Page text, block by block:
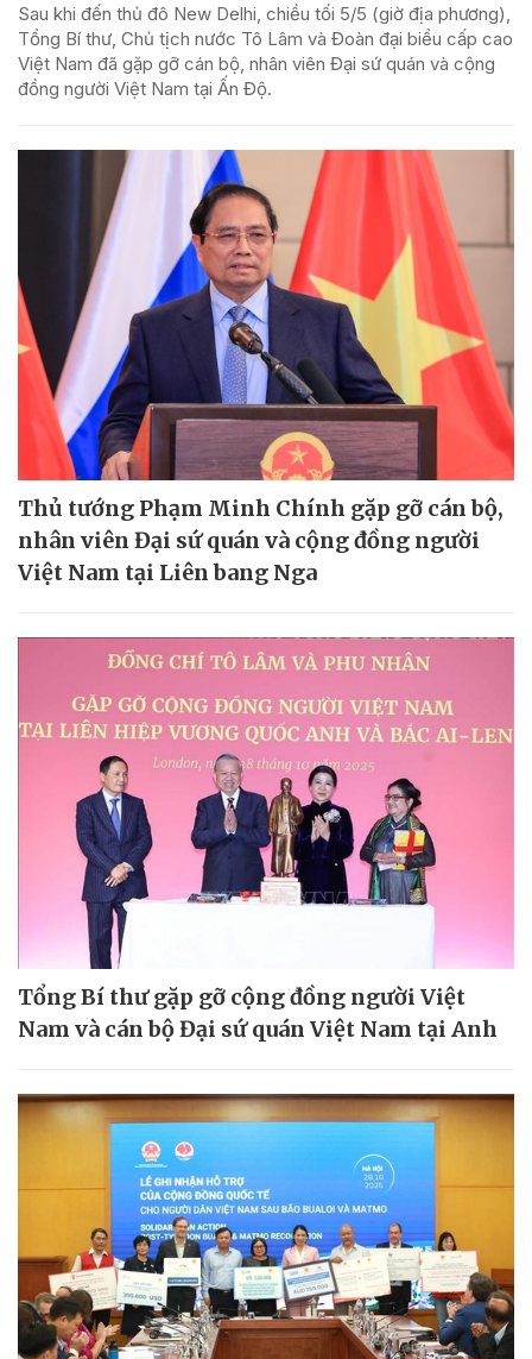
Sau khi đến thủ đô New Delhi, chiều tối 5/5 (giờ địa phương),
Tổng Bí thư, Chủ tịch nước Tô Lâm và Đoàn đại biểu cấp cao
Việt Nam đã gặp gỡ cán bộ, nhân viên Đại sứ quán và cộng
đồng người Việt Nam tại Ấn Độ.
Thủ tướng Phạm Minh Chính gặp gỡ cán bộ,
nhân viên Đại sứ quán và cộng đồng người
Việt Nam tại Liên bang Nga
Tổng Bí thư gặp gỡ cộng đồng người Việt
Nam và cán bộ Đại sứ quán Việt Nam tại Anh